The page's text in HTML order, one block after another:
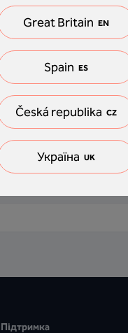
Підтримка
Great Britain EN
Spain ES
Česká republika CZ
Україна UK